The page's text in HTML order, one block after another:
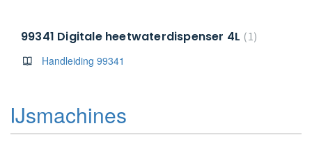
99341 Digitale heetwaterdispenser 4L
1
Handleiding 99341
IJsmachines